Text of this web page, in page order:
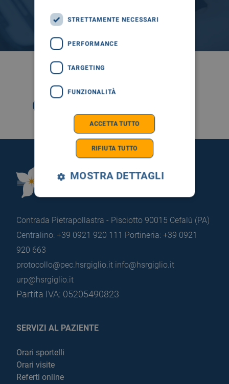
SEGUICI SU
Fondazione Istituto
Contrada Pietrapollastra - Pisciotto 90015 Cefalù (PA)
Centralino: +39 0921 920 111 Portineria: +39 0921
920 663
protocollo@pec.hsrgiglio.it info@hsrgiglio.it
urp@hsrgiglio.it
Partita IVA: 05205490823
SERVIZI AL PAZIENTE
Orari sportelli
Orari visite
Referti online
STRETTAMENTE NECESSARI
PERFORMANCE
TARGETING
FUNZIONALITÀ
ACCETTA TUTTO
RIFIUTA TUTTO
MOSTRA DETTAGLI